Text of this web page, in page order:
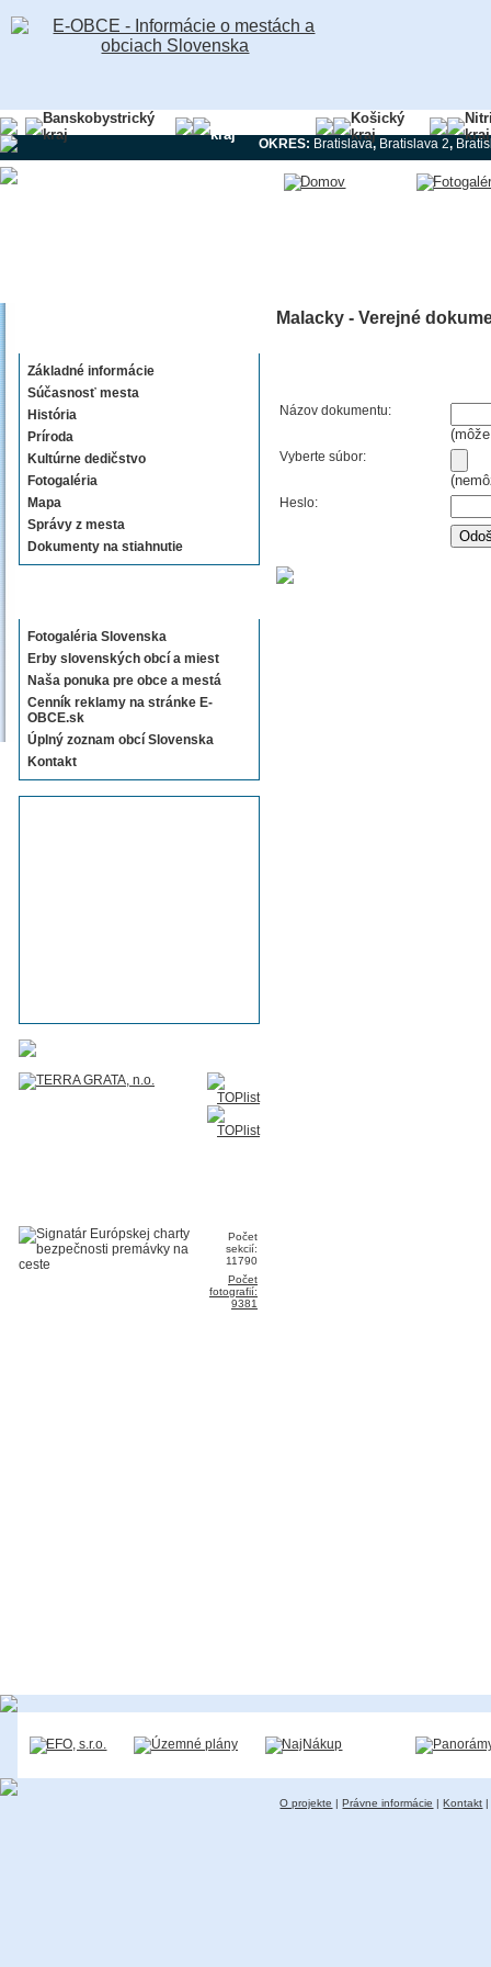
Banskobystrický
kraj
kraj
Košický
kraj
kraj
OKRES: Bratislava, Bratislava 2,
Základné informácie
Súčasnosť mesta
História
Príroda
Kultúrne dedičstvo
Fotogaléria
Mapa
Správy z mesta
Dokumenty na stiahnutie
Fotogaléria Slovenska
Erby slovenských obcí a miest
Naša ponuka pre obce a mestá
Cenník reklamy na stránke E-
OBCE.sk
Úplný zoznam obcí Slovenska
Kontakt
Počet
sekcií:
11790
Počet
fotografií:
9381
Malacky - Verejné
Názov dokumentu:
Vyberte súbor:
Heslo:
O projekte |Právne informácie |Kontakt